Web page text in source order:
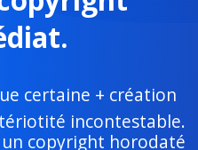
certaine + création
incontestable.
copyright horodaté